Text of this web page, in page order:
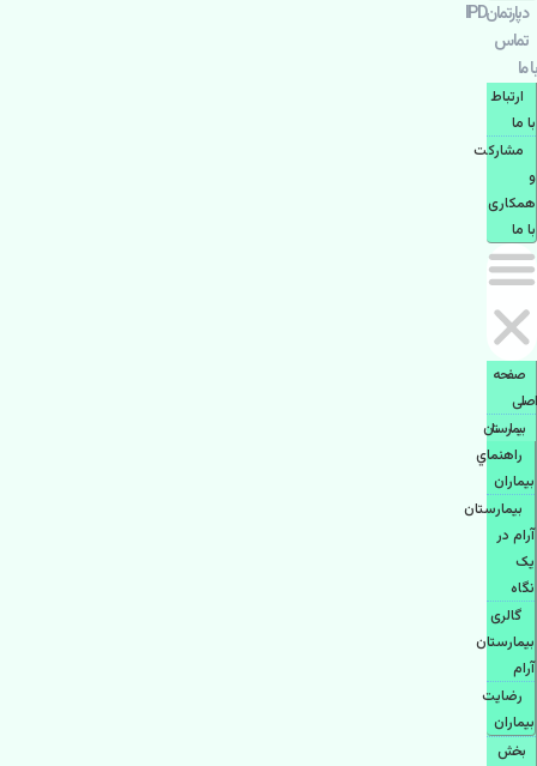
دپارتمانIPD
تماس
با ما
ارتباط
با ما
مشاركت
و
همكاری
با ما
صفحه
اصلی
بيمارستان
راهنماي
بیماران
بیمارستان
آرام در
یک
نگاه
گالری
بیمارستان
آرام
رضایت
بیماران
بخش